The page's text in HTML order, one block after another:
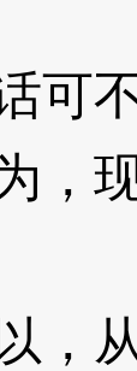
不
现
从